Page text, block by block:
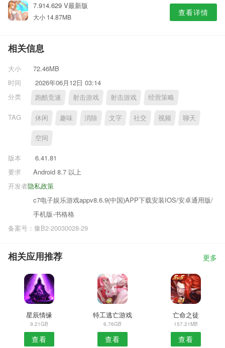
7.914.629 V最新版
大小 14.87MB 查看详情
相关信息
大小
72.46MB
时间
2026年06月12日 03:14
分类
跑酷竞速 射击游戏 射击游戏 经营策略
TAG 休闲 趣味 消除 文字 社交 视频 聊天
空间
版本
6.41.81
要求
Android 8.7 以上
隐私政策
开发者
c7电子娱乐游戏appv8.6.9(中国)APP下载安装IOS/安卓通用版/
手机版-书格格
备案号：豫B2-20030028-29
相关应用推荐 更多
星辰情缘
9.21GB
查看
特工逃亡游戏
6.76GB
查看
亡命之徒
157.21MB
查看